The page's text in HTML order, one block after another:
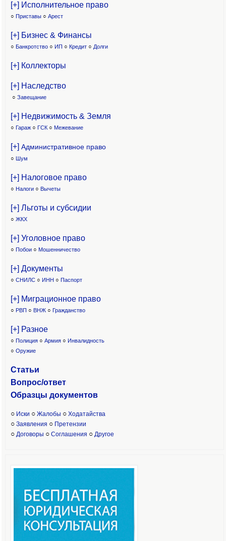
[+] Исполнительное право
○ Приставы ○ Арест
[+] Бизнес & Финансы
○ Банкротство ○ ИП ○ Кредит ○ Долги
[+] Коллекторы
[+] Наследство
○ Завещание
[+] Недвижимость & Земля
○ Гараж ○ ГСК ○ Межевание
[+] Административное право
○ Шум
[+] Налоговое право
○ Налоги ○ Вычеты
[+] Льготы и субсидии
○ ЖКХ
[+] Уголовное право
○ Побои ○ Мошенничество
[+] Документы
○ СНИЛС ○ ИНН ○ Паспорт
[+] Миграционное право
○ РВП ○ ВНЖ ○ Гражданство
[+] Разное
○ Полиция ○ Армия ○ Инвалидность
○ Оружие
Статьи
Вопрос/ответ
Образцы документов
○ Иски ○ Жалобы ○ Ходатайства
○ Заявления ○ Претензии
○ Договоры ○ Соглашения ○ Другое